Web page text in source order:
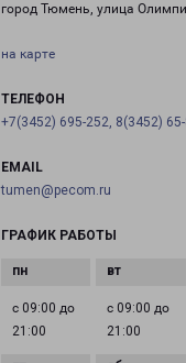
город Тюмень, улица
на карте
ТЕЛЕФОН
+7(3452) 695-252, 8(3452) 65-
EMAIL
tumen@pecom.ru
ГРАФИК РАБОТЫ
с 09:00 до
21:00
с 09:00 до
21:00